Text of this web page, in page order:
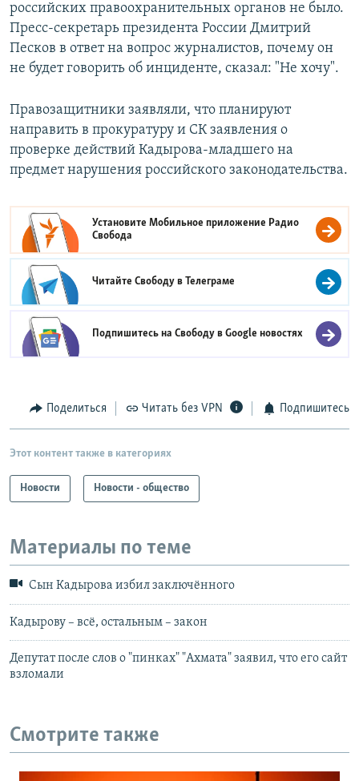
российских правоохранительных органов не было.
Пресс-секретарь президента России Дмитрий
Песков в ответ на вопрос журналистов, почему он
не будет говорить об инциденте, сказал: "Не хочу".
Правозащитники заявляли, что планируют
направить в прокуратуру и СК заявления о
проверке действий Кадырова-младшего на
предмет нарушения российского законодательства.
Установите Мобильное приложение Радио
Свобода
Читайте Свободу вТелеграме
Подпишитесь на Свободу вGoogle новостях
Поделиться Читать без VPN Подпишитесь
Этот контент также в категориях
Новости Новости - общество
Материалы по теме
Сын Кадырова избил заключённого
Кадырову – всё, остальным – закон
Депутат после слов о "пинках" "Ахмата" заявил, что его сайт
взломали
Смотрите также